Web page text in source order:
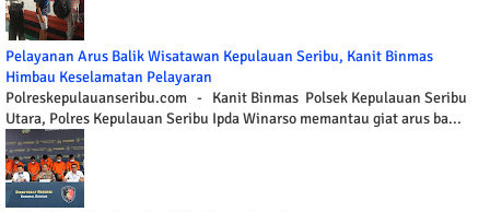
Pelayanan Arus Balik Wisatawan Kepulauan Seribu, Kanit Binmas
Himbau Keselamatan Pelayaran
Polreskepulauanseribu.com - Kanit Binmas Polsek Kepulauan Seribu
Utara, Polres Kepulauan Seribu Ipda Winarso memantau giat arus ba...